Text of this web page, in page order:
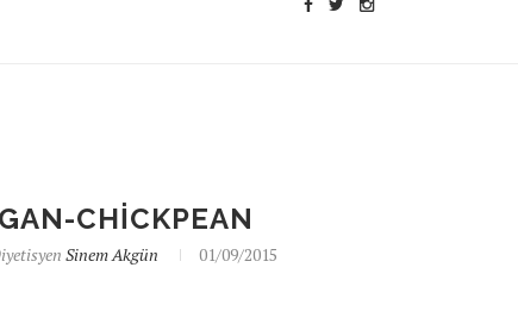
CHICKPEAN
Sinem Akgün 01/09/2015